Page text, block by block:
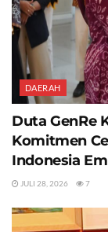
DAERAH
Duta GenRe
Komitmen
Indonesia
JULI 28, 2026 7